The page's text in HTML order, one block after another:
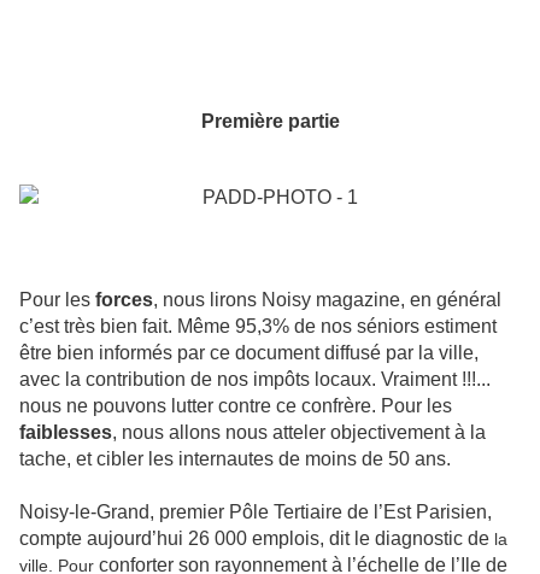
Première partie
Pour les forces, nous lirons Noisy magazine, en général
c’est très bien fait. Même 95,3% de nos séniors estiment
être bien informés par ce document diffusé par la ville,
avec la contribution de nos impôts locaux. Vraiment !!!...
nous ne pouvons lutter contre ce confrère. Pour les
faiblesses, nous allons nous atteler objectivement à la
tache, et cibler les internautes de moins de 50 ans.
Noisy-le-Grand, premier Pôle Tertiaire de l’Est Parisien,
compte aujourd’hui 26 000 emplois, dit le diagnostic de la
ville. Pour conforter son rayonnement à l’échelle de l’Ile de